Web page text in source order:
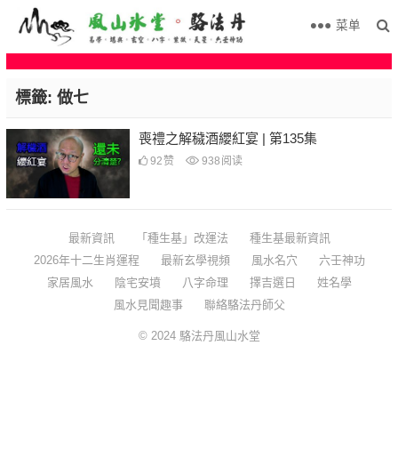
菜单
標籤: 做七
喪禮之解穢酒纓紅宴 | 第135集
92 赞 938 阅读
最新資訊 「種生基」改運法
種生基最新資訊
2026年十二生肖運程
最新玄學視頻 風水名穴
六壬神功
家居風水
陰宅安墳 八字命理 擇吉選日
姓名學
風水見聞趣事
聯絡駱法丹師父
© 2024 駱法丹風山水堂